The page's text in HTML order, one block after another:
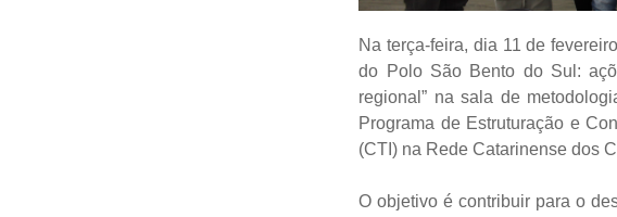
Na terça-feira, dia 11 de
do Polo São Bento do Sul:
regional” na sala de
Programa de Estruturação e
(CTI) na Rede Catarinense dos
O objetivo é contribuir para o